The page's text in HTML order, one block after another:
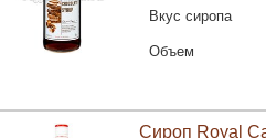
Вкус сиропа
Объем
Сироп Royal